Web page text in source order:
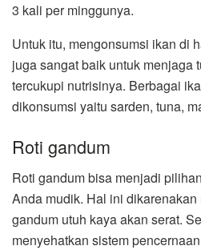
3 kali per minggunya.
Untuk itu, mengonsumsi ikan di
juga sangat baik untuk menjaga
tercukupi nutrisinya. Berbagai
dikonsumsi yaitu sarden, tuna,
Roti gandum
Roti gandum bisa menjadi
Anda mudik. Hal ini dikarenakan
gandum utuh kaya akan serat.
menyehatkan sistem